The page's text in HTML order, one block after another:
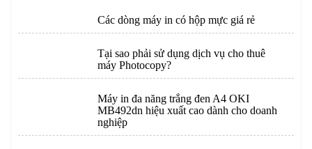
Các dòng máy in có hộp mực giá rẻ
Tại sao phải sử dụng dịch vụ cho thuê
máy Photocopy?
Máy in đa năng trắng đen A4 OKI
MB492dn hiệu xuất cao dành cho doanh
nghiệp